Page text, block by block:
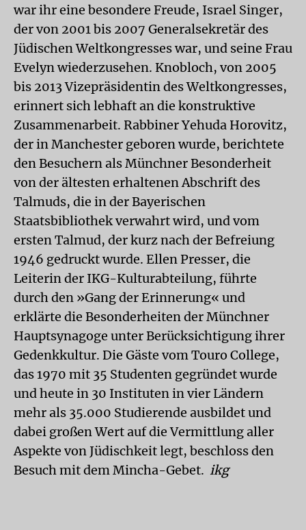
war ihr eine besondere Freude, Israel Singer,
der von 2001 bis 2007 Generalsekretär des
Jüdischen Weltkongresses war, und seine Frau
Evelyn wiederzusehen. Knobloch, von 2005
bis 2013 Vizepräsidentin des Weltkongresses,
erinnert sich lebhaft an die konstruktive
Zusammenarbeit. Rabbiner Yehuda Horovitz,
der in Manchester geboren wurde, berichtete
den Besuchern als Münchner Besonderheit
von der ältesten erhaltenen Abschrift des
Talmuds, die in der Bayerischen
Staatsbibliothek verwahrt wird, und vom
ersten Talmud, der kurz nach der Befreiung
1946 gedruckt wurde. Ellen Presser, die
Leiterin der IKG-Kulturabteilung, führte
durch den »Gang der Erinnerung« und
erklärte die Besonderheiten der Münchner
Hauptsynagoge unter Berücksichtigung ihrer
Gedenkkultur. Die Gäste vom Touro College,
das 1970 mit 35 Studenten gegründet wurde
und heute in 30 Instituten in vier Ländern
mehr als 35.000 Studierende ausbildet und
dabei großen Wert auf die Vermittlung aller
Aspekte von Jüdischkeit legt, beschloss den
Besuch mit dem Mincha-Gebet. ikg